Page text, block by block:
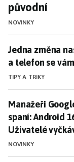
Integrace
službou, což
hlubší integrace
k poznámkám a
úkolů.
Tipy a trendy
Zabezpečte
data
Mistrovství v
původní
NOVINKY
Jedna změna
Jedna změna
a telefon se
TIPY A TRIKY
Manažeři
Manažeři
spaní: Android
Uživatelé
NOVINKY